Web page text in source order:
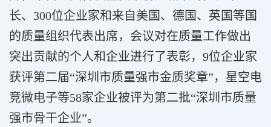
长、300位企业家和来自美国、德国、英国等国
的质量组织代表出席，会议对在质量工作做出
突出贡献的个人和企业进行了表彰，9位企业家
获评第二届“深圳市质量强市金质奖章”，星空电
竞微电子等58家企业被评为第二批“深圳市质量
强市骨干企业”。